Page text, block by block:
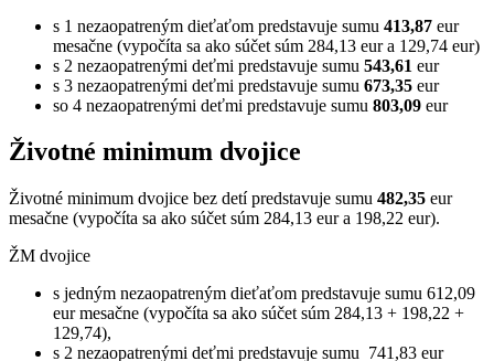
s 1 nezaopatreným dieťaťom predstavuje sumu 413,87 eur
mesačne (vypočíta sa ako súčet súm 284,13 eur a 129,74 eur)
s 2 nezaopatrenými deťmi predstavuje sumu 543,61 eur
s 3 nezaopatrenými deťmi predstavuje sumu 673,35 eur
so 4 nezaopatrenými deťmi predstavuje sumu 803,09 eur
Životné minimum dvojice
Životné minimum dvojice bez detí predstavuje sumu 482,35 eur
mesačne (vypočíta sa ako súčet súm 284,13 eur a 198,22 eur).
ŽM dvojice
s jedným nezaopatreným dieťaťom predstavuje sumu 612,09
eur mesačne (vypočíta sa ako súčet súm 284,13 + 198,22 +
129,74),
s 2 nezaopatrenými deťmi predstavuje sumu 741,83 eur